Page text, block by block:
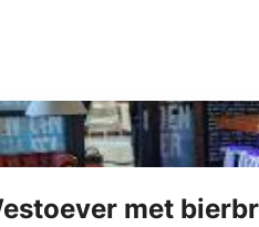
met